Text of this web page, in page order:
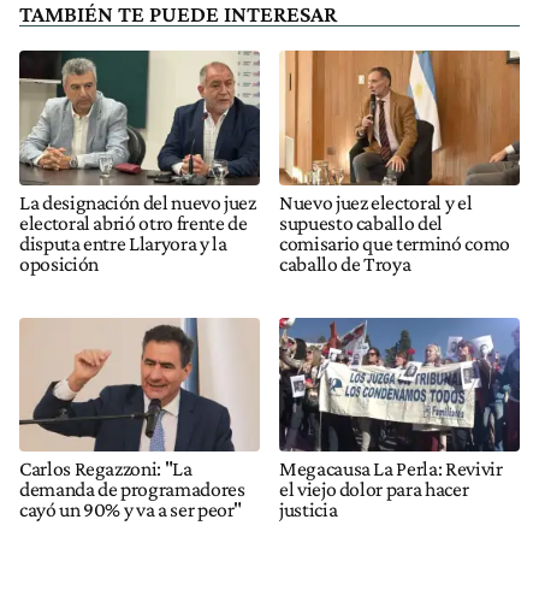
TAMBIÉN TE PUEDE INTERESAR
La designación del nuevo juez
electoral abrió otro frente de
disputa entre Llaryora y la
oposición
Nuevo juez electoral y el
supuesto caballo del
comisario que terminó como
caballo de Troya
Carlos Regazzoni: "La
demanda de programadores
cayó un 90% y va a ser peor"
Megacausa La Perla: Revivir
el viejo dolor para hacer
justicia